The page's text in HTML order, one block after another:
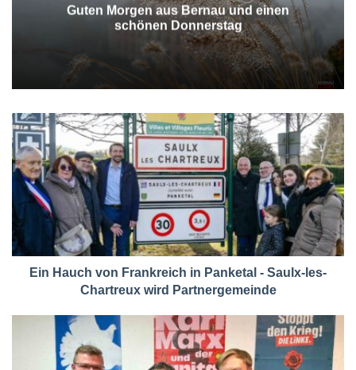
Guten Morgen aus Bernau und einen
schönen Donnerstag
Ein Hauch von Frankreich in Panketal - Saulx-les-
Chartreux wird Partnergemeinde